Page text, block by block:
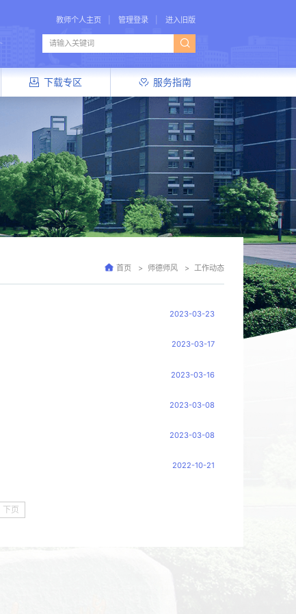
教师个人主页 管理登录 进入旧版
下载专区 服务指南
首页 师德师风 工作动态
2023-03-23
2023-03-17
2023-03-16
2023-03-08
2023-03-08
2022-10-21
下页